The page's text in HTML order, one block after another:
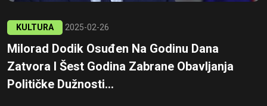
KULTURA 2025-02-26
Milorad Dodik Osuđen Na Godinu Dana
Zatvora I Šest Godina Zabrane Obavljanja
Političke Dužnosti...